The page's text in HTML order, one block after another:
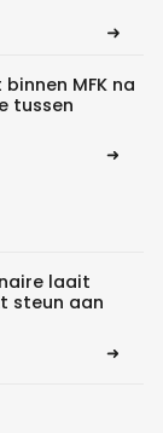
MFK na
tussen
laait
steun aan